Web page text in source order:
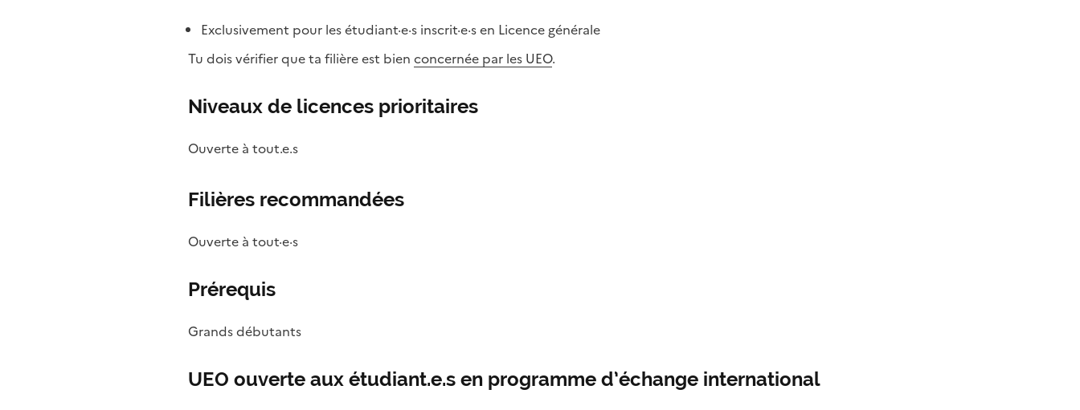
Exclusivement pour les étudiant·e·s inscrit·e·s en Licence générale
Tu dois vérifier que ta filière est bien concernée par les UEO.
Niveaux de licences prioritaires
Ouverte à tout.e.s
Filières recommandées
Ouverte à tout·e·s
Prérequis
Grands débutants
UEO ouverte aux étudiant.e.s en programme d’échange international